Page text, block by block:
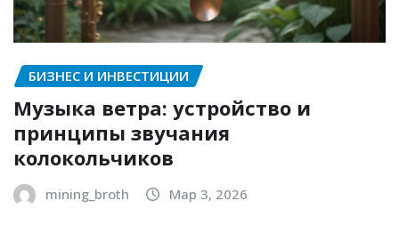
БИЗНЕС И ИНВЕСТИЦИИ
Музыка ветра: устройство и
принципы звучания
колокольчиков
mining_broth Мар 3, 2026